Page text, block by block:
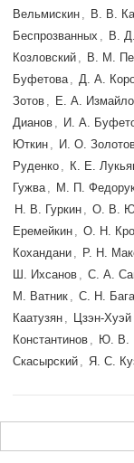
Вельмискин , В. В.
Беспрозванных , В.
Козловский , В. М.
Буфетова , Д. А.
Зотов , Е. А.
Дианов , И. А.
Юткин , И. О.
Руденко , К. Е.
Гужва , М. П.
Н. В. Гуркин , О. В.
Еремейкин , О. Н.
Кохандани , Р. Н.
Ш. Ихсанов , С. А.
М. Ватник , С. Н.
Каатузян , Цзэн-Хуэй
Константинов , Ю. В.
Скасырский , Я. С.